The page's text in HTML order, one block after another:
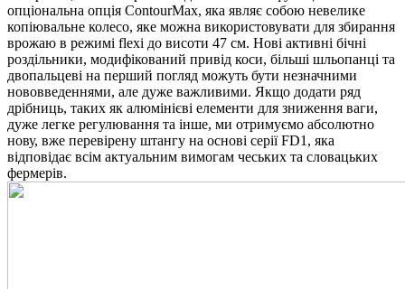
опціональна опція ContourMax, яка являє собою невелике
копіювальне колесо, яке можна використовувати для збирання
врожаю в режимі flexi до висоти 47 см. Нові активні бічні
роздільники, модифікований привід коси, більші шльопанці та
двопальцеві на перший погляд можуть бути незначними
нововведеннями, але дуже важливими. Якщо додати ряд
дрібниць, таких як алюмінієві елементи для зниження ваги,
дуже легке регулювання та інше, ми отримуємо абсолютно
нову, вже перевірену штангу на основі серії FD1, яка
відповідає всім актуальним вимогам чеських та словацьких
фермерів.